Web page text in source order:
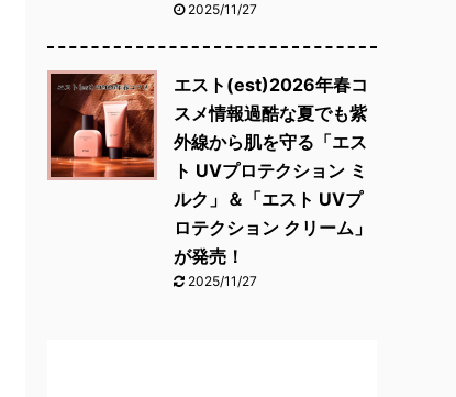
2025/11/27
エスト(est)2026年春コ
スメ情報過酷な夏でも紫
外線から肌を守る「エス
ト UVプロテクション ミ
ルク」＆「エスト UVプ
ロテクション クリーム」
が発売！
2025/11/27